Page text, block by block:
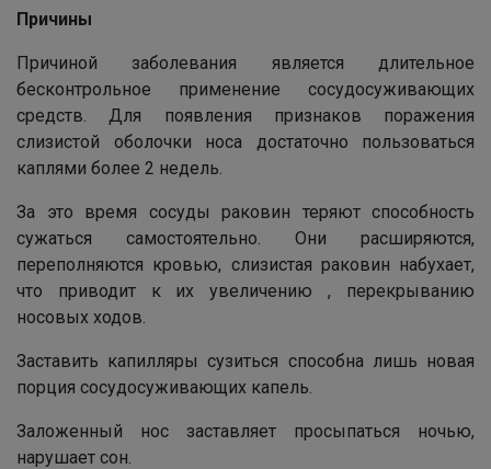
Причины
Причиной заболевания является длительное
бесконтрольное применение сосудосуживающих
средств. Для появления признаков поражения
слизистой оболочки носа достаточно пользоваться
каплями более 2 недель.
За это время сосуды раковин теряют способность
сужаться самостоятельно. Они расширяются,
переполняются кровью, слизистая раковин набухает,
что приводит к их увеличению , перекрыванию
носовых ходов.
Заставить капилляры сузиться способна лишь новая
порция сосудосуживающих капель.
Заложенный нос заставляет просыпаться ночью,
нарушает сон.